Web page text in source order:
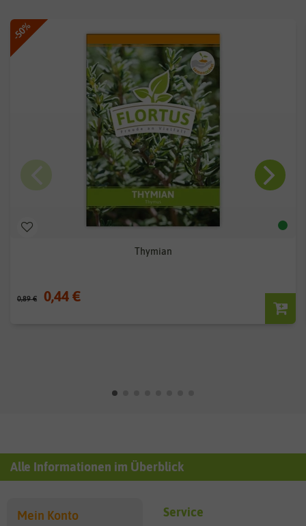
-50%
Thymian
0,89 € 0,44 €
Alle Informationen im Überblick
Mein Konto Service